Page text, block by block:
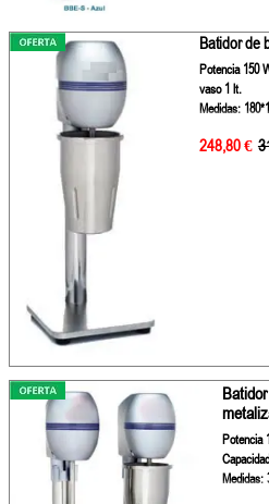
Batidor de
Potencia 150
vaso 1 lt.
Medidas:
248,80 €
Potencia
Medidas: